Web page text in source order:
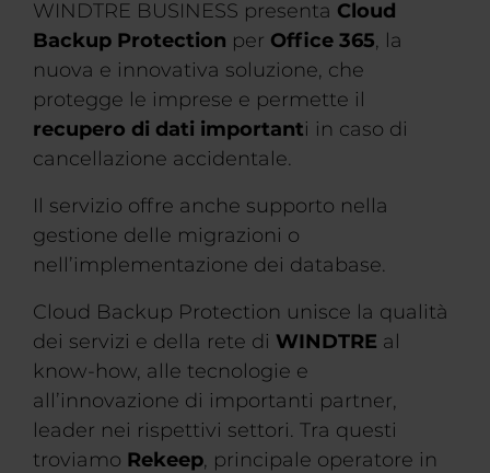
WINDTRE BUSINESS presenta Cloud
Backup Protection per Office 365, la
nuova e innovativa soluzione, che
protegge le imprese e permette il
recupero di dati importanti in caso di
cancellazione accidentale.
Il servizio offre anche supporto nella
gestione delle migrazioni o
nell’implementazione dei database.
Cloud Backup Protection unisce la qualità
dei servizi e della rete di WINDTRE al
know-how, alle tecnologie e
all’innovazione di importanti partner,
leader nei rispettivi settori. Tra questi
troviamo Rekeep, principale operatore in